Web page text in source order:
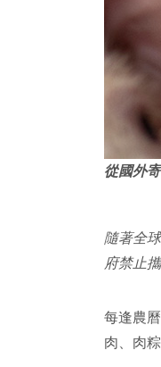
從國外
隨著全
府禁止
每逢農
肉、肉